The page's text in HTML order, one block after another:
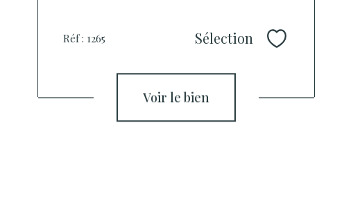
Réf : 1265 Sélection Sélectionner
voir le bien